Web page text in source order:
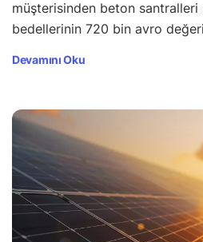
müşterisinden beton santralleri
bedellerinin 720 bin avro
Devamını Oku